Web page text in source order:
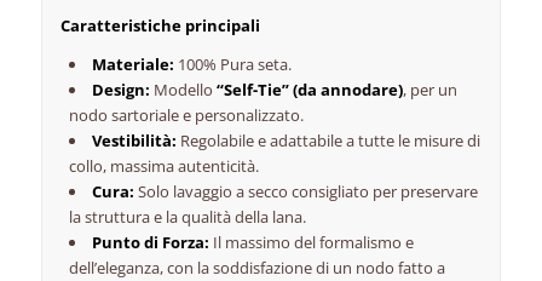
Caratteristiche principali
Materiale: 100% Pura seta.
Design: Modello “Self-Tie” (da annodare), per un
nodo sartoriale e personalizzato.
Vestibilità: Regolabile e adattabile a tutte le misure di
collo, massima autenticità.
Cura: Solo lavaggio a secco consigliato per preservare
la struttura e la qualità della lana.
Punto di Forza: Il massimo del formalismo e
dell’eleganza, con la soddisfazione di un nodo fatto a